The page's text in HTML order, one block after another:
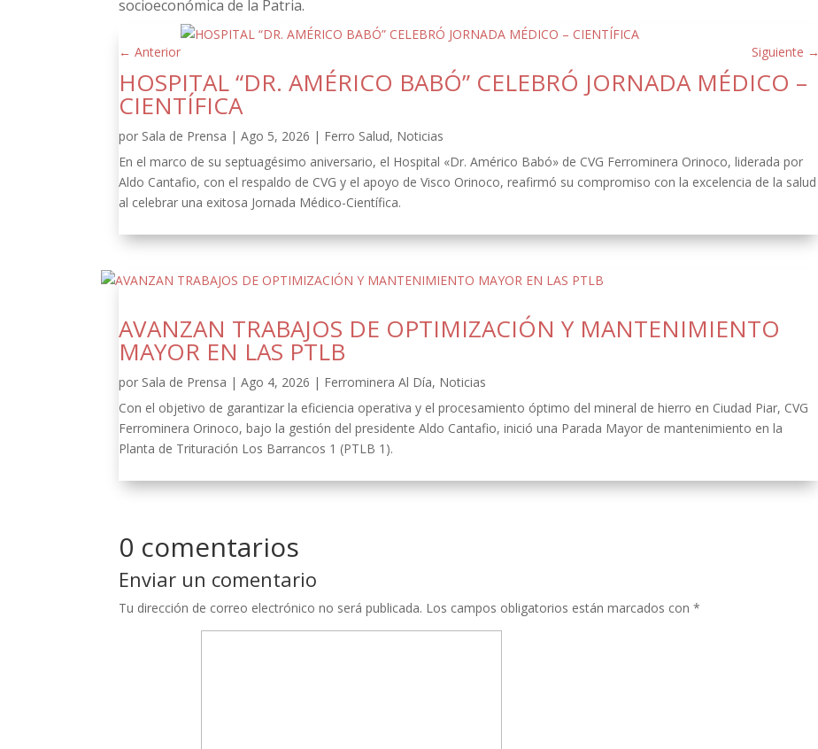
socioeconómica de la Patria.
←Anterior Siguiente →
HOSPITAL “DR. AMÉRICO BABÓ” CELEBRÓ JORNADA MÉDICO –
CIENTÍFICA
por Sala de Prensa |Ago 5, 2026 | Ferro Salud, Noticias
En el marco de su septuagésimo aniversario, el Hospital «Dr. Américo Babó» de CVG Ferrominera Orinoco, liderada por
Aldo Cantafio, con el respaldo de CVG y el apoyo de Visco Orinoco, reafirmó su compromiso con la excelencia de la salud
al celebrar una exitosa Jornada Médico-Científica.
AVANZAN TRABAJOS DE OPTIMIZACIÓN Y MANTENIMIENTO
MAYOR EN LAS PTLB
por Sala de Prensa |Ago 4, 2026 | Ferrominera Al Día, Noticias
Con el objetivo de garantizar la eficiencia operativa y el procesamiento óptimo del mineral de hierro en Ciudad Piar, CVG
Ferrominera Orinoco, bajo la gestión del presidente Aldo Cantafio, inició una Parada Mayor de mantenimiento en la
Planta de Trituración Los Barrancos 1 (PTLB 1).
0 comentarios
Enviar un comentario
Tu dirección de correo electrónico no será publicada. Los campos obligatorios están marcados con*